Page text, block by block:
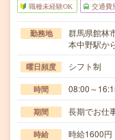
職種未経験OK 交通費
勤務地
群馬県館林
本中野駅か
曜日頻度 シフト制
時間 08:00～
期間 長期でお仕
時給 時給1600円